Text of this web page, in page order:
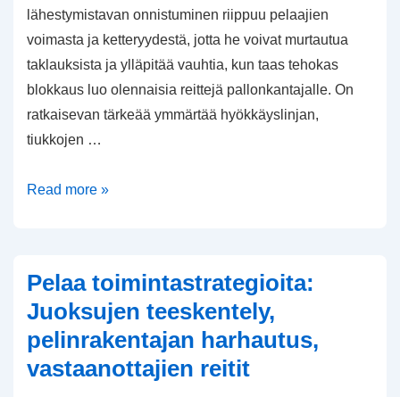
lähestymistavan onnistuminen riippuu pelaajien
voimasta ja ketteryydestä, jotta he voivat murtautua
taklauksista ja ylläpitää vauhtia, kun taas tehokas
blokkaus luo olennaisia reittejä pallonkantajalle. On
ratkaisevan tärkeää ymmärtää hyökkäyslinjan,
tiukkojen …
Tehokkaat
Pelaajaroolit
Read more »
Pelaa toimintastrategioita:
Juoksujen teeskentely,
pelinrakentajan harhautus,
vastaanottajien reitit